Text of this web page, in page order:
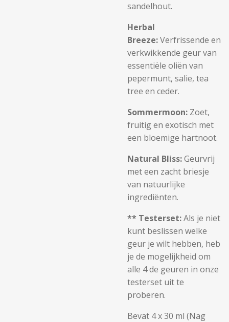
sandelhout.
Herbal
Breeze:Verfrissende en
verkwikkende geur van
essentiële oliën van
pepermunt, salie, tea
tree en ceder.
Sommermoon: Zoet,
fruitig en exotisch met
een bloemige hartnoot.
Natural Bliss:Geurvrij
met een zacht briesje
van natuurlijke
ingrediënten.
** Testerset:Als je niet
kunt beslissen welke
geur je wilt hebben, heb
je de mogelijkheid om
alle 4 de geuren in onze
testerset uit te
proberen.
Bevat 4 x 30 ml (Nag